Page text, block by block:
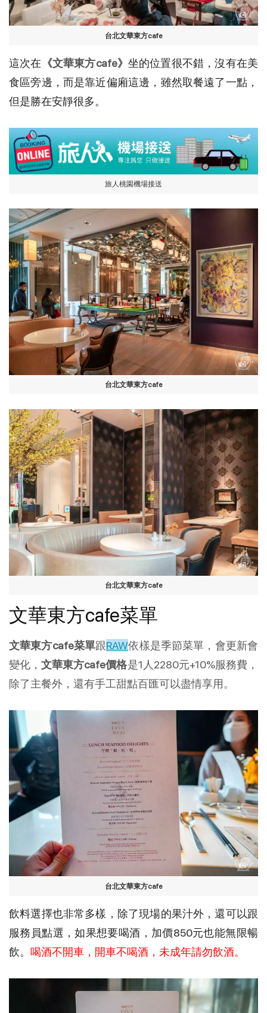
台北文華東方cafe
這次在 《文華東方cafe》 坐的位置很不錯，沒有在美
食區旁邊，而是靠近偏廂這邊，雖然取餐遠了一點，
但是勝在安靜很多。
旅人桃園機場接送
台北文華東方cafe
台北文華東方cafe
文華東方cafe菜單
文華東方cafe菜單跟RAW依樣是季節菜單，會更新會
變化，文華東方cafe價格是1人2280元+10%服務費，
除了主餐外，還有手工甜點百匯可以盡情享用。
台北文華東方cafe
飲料選擇也非常多樣，除了現場的果汁外，還可以跟
服務員點選，如果想要喝酒，加價850元也能無限暢
飲。 喝酒不開車，開車不喝酒，未成年請勿飲酒。